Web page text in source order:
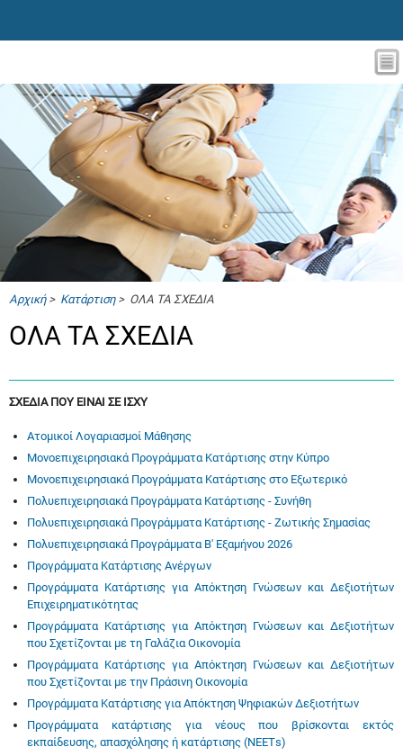
Αρχική> Κατάρτιση> ΟΛΑ ΤΑ ΣΧΕΔΙΑ
ΟΛΑ ΤΑ ΣΧΕΔΙΑ
ΣΧΕΔΙΑ ΠΟΥ ΕΙΝΑΙ ΣΕ ΙΣΧΥ
Ατομικοί Λογαριασμοί Μάθησης
Μονοεπιχειρησιακά Προγράμματα Κατάρτισης στην Κύπρο
Μονοεπιχειρησιακά Προγράμματα Κατάρτισης στο Εξωτερικό
Πολυεπιχειρησιακά Προγράμματα Κατάρτισης - Συνήθη
Πολυεπιχειρησιακά Προγράμματα Κατάρτισης - Ζωτικής Σημασίας
Πολυεπιχειρησιακά Προγράμματα Β' Εξαμήνου 2026
Προγράμματα Κατάρτισης Ανέργων
Προγράμματα Κατάρτισης για Απόκτηση Γνώσεων και Δεξιοτήτων
Επιχειρηματικότητας
Προγράμματα Κατάρτισης για Απόκτηση Γνώσεων και Δεξιοτήτων
που Σχετίζονται με τη Γαλάζια Οικονομία
Προγράμματα Κατάρτισης για Απόκτηση Γνώσεων και Δεξιοτήτων
που Σχετίζονται με την Πράσινη Οικονομία
Προγράμματα Κατάρτισης για Απόκτηση Ψηφιακών Δεξιοτήτων
Προγράμματα κατάρτισης για νέους που βρίσκονται εκτός
εκπαίδευσης, απασχόλησης ή κατάρτισης (ΝΕΕΤs)